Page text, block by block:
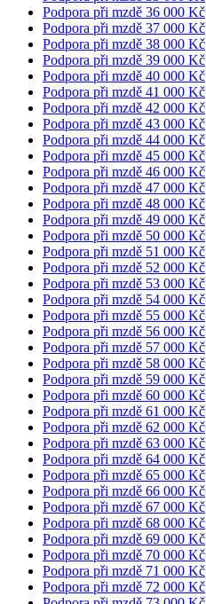
Podpora při mzdě 36 000 Kč
Podpora při mzdě 37 000 Kč
Podpora při mzdě 38 000 Kč
Podpora při mzdě 39 000 Kč
Podpora při mzdě 40 000 Kč
Podpora při mzdě 41 000 Kč
Podpora při mzdě 42 000 Kč
Podpora při mzdě 43 000 Kč
Podpora při mzdě 44 000 Kč
Podpora při mzdě 45 000 Kč
Podpora při mzdě 46 000 Kč
Podpora při mzdě 47 000 Kč
Podpora při mzdě 48 000 Kč
Podpora při mzdě 49 000 Kč
Podpora při mzdě 50 000 Kč
Podpora při mzdě 51 000 Kč
Podpora při mzdě 52 000 Kč
Podpora při mzdě 53 000 Kč
Podpora při mzdě 54 000 Kč
Podpora při mzdě 55 000 Kč
Podpora při mzdě 56 000 Kč
Podpora při mzdě 57 000 Kč
Podpora při mzdě 58 000 Kč
Podpora při mzdě 59 000 Kč
Podpora při mzdě 60 000 Kč
Podpora při mzdě 61 000 Kč
Podpora při mzdě 62 000 Kč
Podpora při mzdě 63 000 Kč
Podpora při mzdě 64 000 Kč
Podpora při mzdě 65 000 Kč
Podpora při mzdě 66 000 Kč
Podpora při mzdě 67 000 Kč
Podpora při mzdě 68 000 Kč
Podpora při mzdě 69 000 Kč
Podpora při mzdě 70 000 Kč
Podpora při mzdě 71 000 Kč
Podpora při mzdě 72 000 Kč